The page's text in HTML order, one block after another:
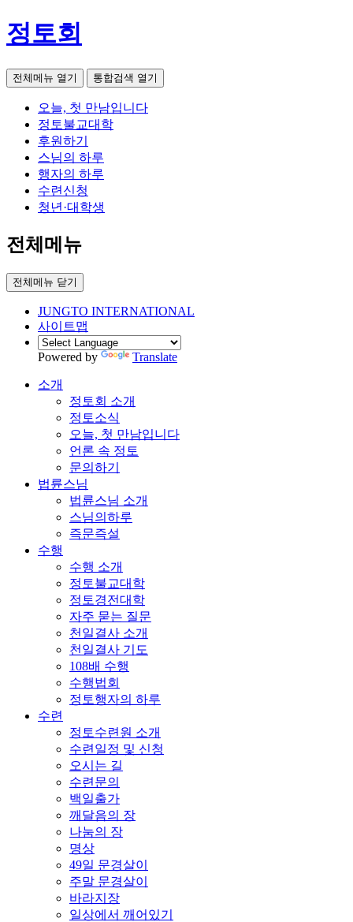
정토회
전체메뉴 열기 통합검색 열기
오늘, 첫 만남입니다
정토불교대학
후원하기
스님의 하루
행자의 하루
수련신청
청년·대학생
전체메뉴
전체메뉴 닫기
JUNGTO INTERNATIONAL
사이트맵
Powered by Translate
소개
정토회 소개
정토소식
오늘, 첫 만남입니다
언론 속 정토
문의하기
법륜스님
법륜스님 소개
스님의하루
즉문즉설
수행
수행 소개
정토불교대학
정토경전대학
자주 묻는 질문
천일결사 소개
천일결사 기도
108배 수행
수행법회
정토행자의 하루
수련
정토수련원 소개
수련일정 및 신청
오시는 길
수련문의
백일출가
깨달음의 장
나눔의 장
명상
49일 문경살이
주말 문경살이
바라지장
일상에서 깨어있기